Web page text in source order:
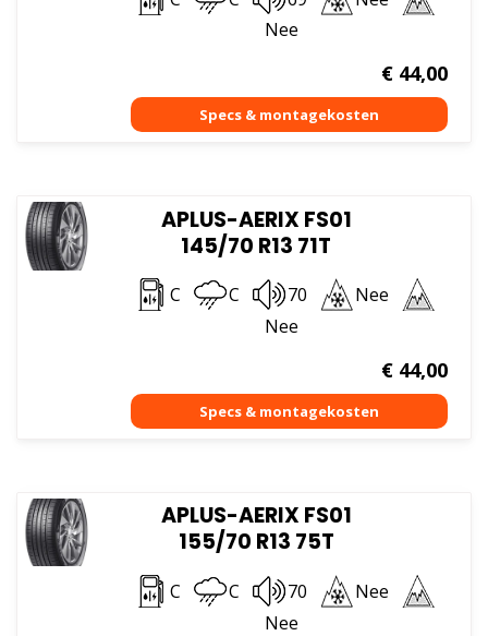
Nee
€44,00
APLUS-AERIX FS01
145/70 R13 71T
C C 70
Nee
Nee
€44,00
APLUS-AERIX FS01
155/70 R13 75T
C C 70
Nee
Nee